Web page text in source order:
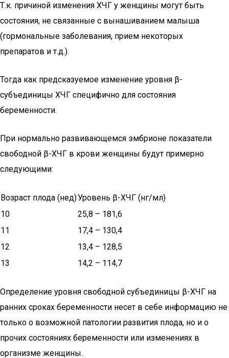
Т.к. причиной изменения ХЧГ у женщины могут быть
состояния, не связанные с вынашиванием малыша
(гормональные заболевания, прием некоторых
препаратов и т.д.).
Тогда как предсказуемое изменение уровня β-
субъединицы ХЧГ специфично для состояния
беременности.
При нормально развивающемся эмбрионе показатели
свободной β-ХЧГ в крови женщины будут примерно
следующими:
Возраст плода (нед)Уровень β-ХЧГ (нг/мл)
10
25,8 – 181,6
11
17,4 – 130,4
12
13,4 – 128,5
13
14,2 – 114,7
Определение уровня свободной субъединицы β-ХЧГ на
ранних сроках беременности несет в себе информацию не
только о возможной патологии развития плода, но и о
прочих состояниях беременности или изменениях в
организме женщины.